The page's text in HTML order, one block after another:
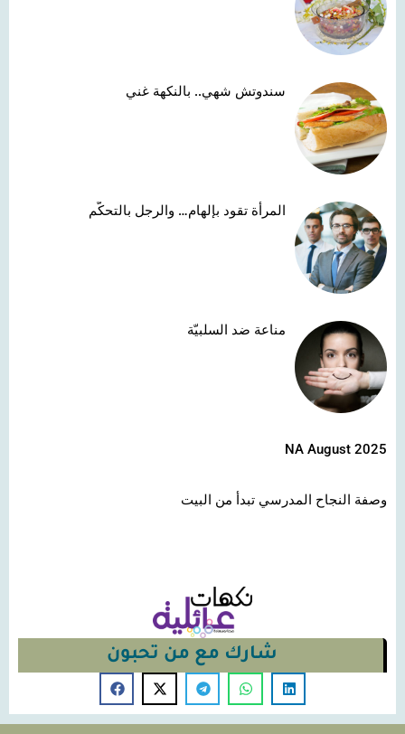
سندوتش شهي.. بالنكهة غني
المرأة تقود بإلهام… والرجل بالتحكّم
مناعة ضد السلبيّة
NA August 2025
وصفة النجاح المدرسي تبدأ من البيت
شارك مع من تحبون